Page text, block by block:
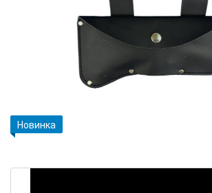
Новинка